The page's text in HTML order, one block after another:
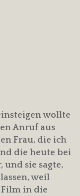
wollte
Anruf aus
Frau, die ich
die heute bei
und sie sagte,
weil
in die